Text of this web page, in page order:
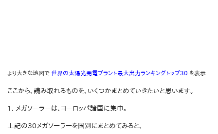
より大きな地図で 世界の太陽光発電プラント最大出力ランキングトップ30 を表示
ここから、読み取れるものを、いくつかまとめていきたいと思います。
1. メガソーラーは、ヨーロッパ諸国に集中。
上記の30メガソーラーを国別にまとめてみると、